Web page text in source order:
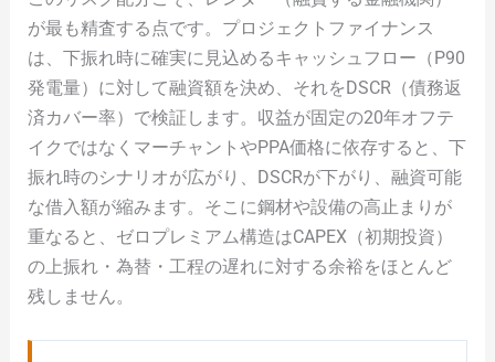
が最も精査する点です。プロジェクトファイナンス
は、下振れ時に確実に見込めるキャッシュフロー（P90
発電量）に対して融資額を決め、それをDSCR（債務返
済カバー率）で検証します。収益が固定の20年オフテ
イクではなくマーチャントやPPA価格に依存すると、下
振れ時のシナリオが広がり、DSCRが下がり、融資可能
な借入額が縮みます。そこに鋼材や設備の高止まりが
重なると、ゼロプレミアム構造はCAPEX（初期投資）
の上振れ・為替・工程の遅れに対する余裕をほとんど
残しません。